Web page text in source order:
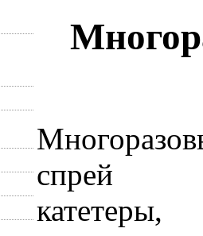
спрей
катетеры,